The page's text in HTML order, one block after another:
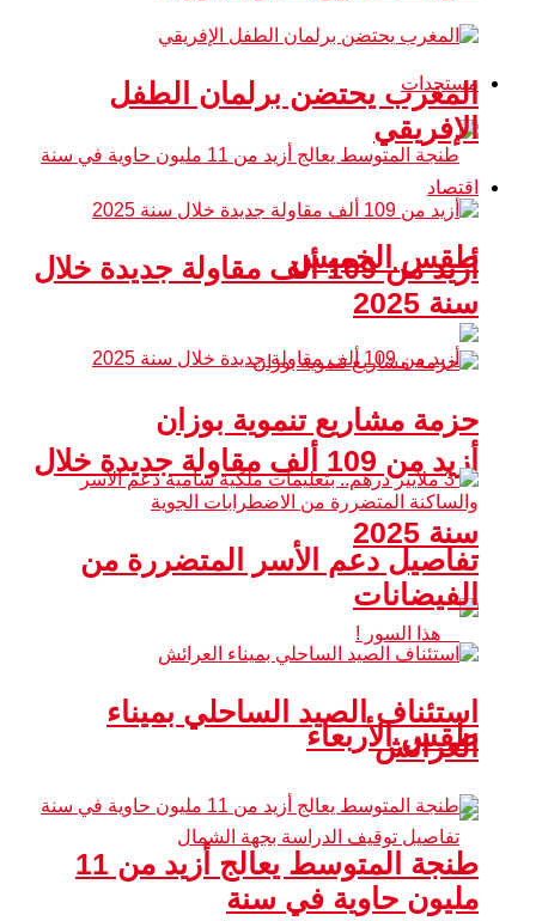
مستجدات
طقس الخميس
أزيد من 109 ألف مقاولة جديدة خلال
سنة 2025
طقس الأربعاء
المغرب يحتضن برلمان الطفل
الإفريقي
اقتصاد
أزيد من 109 ألف مقاولة جديدة خلال
سنة 2025
حزمة مشاريع تنموية بوزان
تفاصيل دعم الأسر المتضررة من
الفيضانات
استئناف الصيد الساحلي بميناء
العرائش
طنجة المتوسط يعالج أزيد من 11
مليون حاوية في سنة